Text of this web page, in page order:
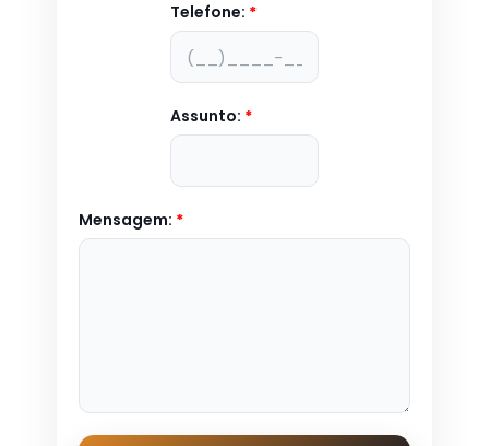
Telefone: *
Assunto: *
Mensagem: *